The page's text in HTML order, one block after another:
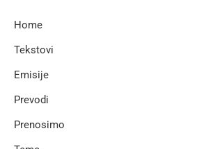
Home
Tekstovi
Emisije
Prevodi
Prenosimo